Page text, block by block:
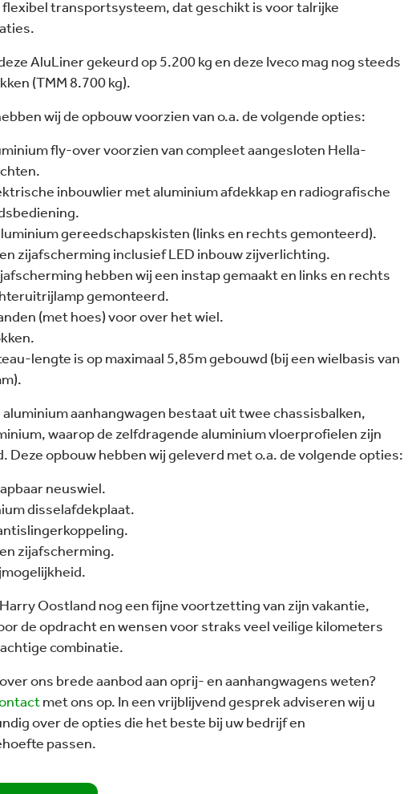
transportsysteem, dat geschikt is voor talrijke
AluLiner gekeurd op 5.200 kg en deze Iveco mag nog steeds
(TMM 8.700 kg).
wij de opbouw voorzien van o.a. de volgende opties:
fly-over voorzien van compleet aangesloten Hella-
inbouwlier met aluminium afdekkap en radiografische
gereedschapskisten (links en rechts gemonteerd).
zijafscherming inclusief LED inbouw zijverlichting.
hebben wij een instap gemaakt en links en rechts
gemonteerd.
(met hoes) voor over het wiel.
lengte is op maximaal 5,85m gebouwd (bij een wielbasis van
aanhangwagen bestaat uit twee chassisbalken,
waarop de zelfdragende aluminium vloerprofielen zijn
Deze opbouw hebben wij geleverd met o.a. de volgende opties:
neuswiel.
disselafdekplaat.
zijafscherming.
Oostland nog een fijne voortzetting van zijn vakantie,
de opdracht en wensen voor straks veel veilige kilometers
combinatie.
ons brede aanbod aan oprij- en aanhangwagens weten?
met ons op. In een vrijblijvend gesprek adviseren wij u
over de opties die het beste bij uw bedrijf en
passen.